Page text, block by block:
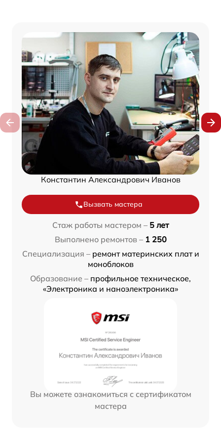
Константин Александрович Иванов
Вызвать мастера
Стаж работы мастером – 5 лет
Выполнено ремонтов – 1 250
Специализация – ремонт материнских плат и
моноблоков
Образование – профильное техническое,
«Электроника и наноэлектроника»
Вы можете ознакомиться с сертификатом
мастера